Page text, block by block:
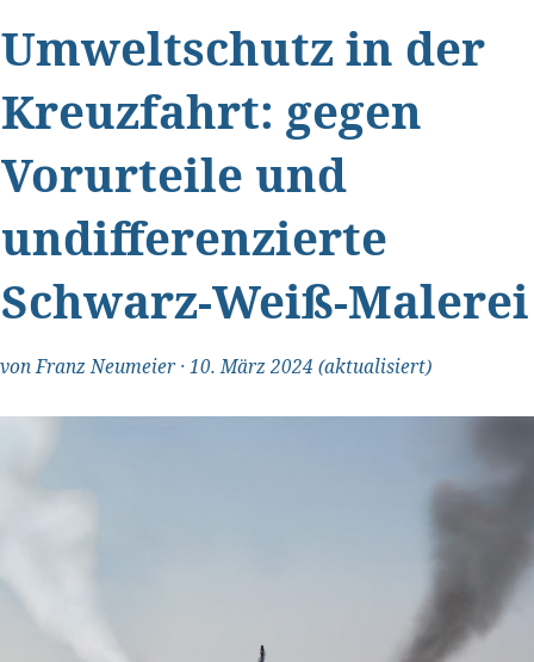
Umweltschutz in der
Kreuzfahrt: gegen
Vorurteile und
undifferenzierte
Schwarz-Weiß-Malerei
vonFranz Neumeier·10. März 2024 (aktualisiert)